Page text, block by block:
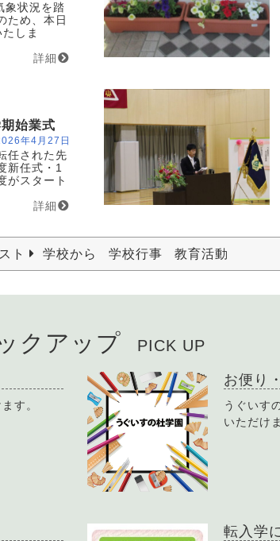
状況を踏
ため、本日
しま
詳細
始業式
年4月27日
任された先
新任式・1
がスタート
詳細
ト 学校から 学校行事 教育活動
クアップ PICK UP
す。
お便り
うぐいす
いただけ
転入学